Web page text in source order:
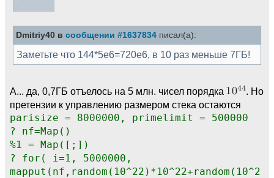
Dmitriy40 в сообщении #1637834 писал(а):
Заметьте что 144*5e6=720e6, в 10 раз меньше 7ГБ!
А... да, 0,7ГБ отъелось на 5 млн. чисел порядка
. Но
претензии к управлению размером стека остаются
parisize = 8000000, primelimit = 500000
? nf=Map()
%1 = Map([;])
? for( i=1, 5000000,
mapput(nf,random(10^22)*10^22+random(10^2